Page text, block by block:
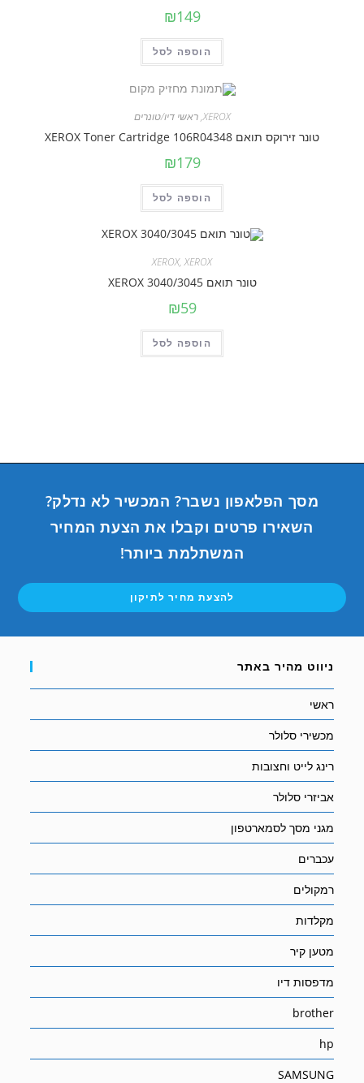
₪149
הוספה לסל
XEROX
,ראשי דיו/טונרים
טונר זירוקס תואם XEROX Toner Cartridge 106R04348
₪179
הוספה לסל
XEROX,XEROX
טונר תואם XEROX 3040/3045
₪59
הוספה לסל
מסך הפלאפון נשבר? המכשיר לא נדלק?
השאירו פרטים וקבלו את הצעת המחיר
המשתלמת ביותר!
להצעת מחיר לתיקון
ניווט מהיר באתר
ראשי
מכשירי סלולר
רינג לייט וחצובות
אביזרי סלולר
מגני מסך לסמארטפון
עכברים
רמקולים
מקלדות
מטען קיר
מדפסות דיו
brother
hp
SAMSUNG